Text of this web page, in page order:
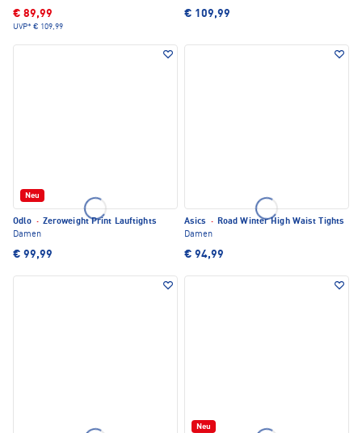
€ 89,99
UVP* € 109,99
€ 109,99
Neu
Odlo · Zeroweight Print Lauftights
Damen
€ 99,99
Asics · Road Winter High Waist Tights
Damen
€ 94,99
Neu